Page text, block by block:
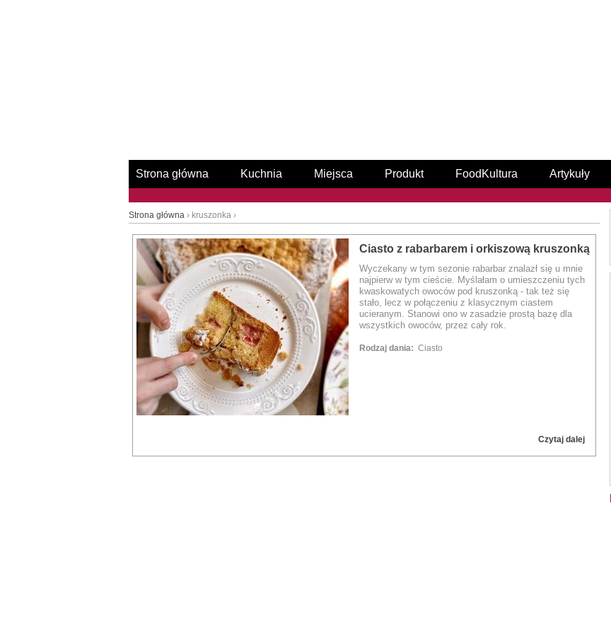
Strona główna Kuchnia Miejsca Produkt FoodKultura Artykuły
Strona główna › kruszonka ›
Ciasto z rabarbarem i orkiszową kruszonką
Wyczekany w tym sezonie rabarbar znalazł się u mnie
najpierw w tym cieście. Myślałam o umieszczeniu tych
kwaskowatych owoców pod kruszonką - tak też się
stało, lecz w połączeniu z klasycznym ciastem
ucieranym. Stanowi ono w zasadzie prostą bazę dla
wszystkich owoców, przez cały rok.
Rodzaj dania: Ciasto
Czytaj dalej